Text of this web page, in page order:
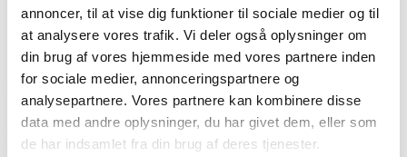
annoncer, til at vise dig funktioner til sociale medier og til
at analysere vores trafik. Vi deler også oplysninger om
din brug af vores hjemmeside med vores partnere inden
for sociale medier, annonceringspartnere og
analysepartnere. Vores partnere kan kombinere disse
data med andre oplysninger, du har givet dem, eller som
de har indsamlet fra din brug af deres tjenester.
Ringe
SHOWROOM
Vejle
VURDERING
DKK 2.400
VARENUMMER
6595243
Beskrivelse